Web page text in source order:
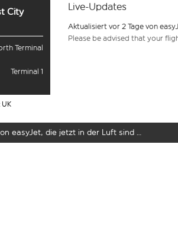
City
Terminal
Terminal 1
Live-Updates
Aktualisiert vor 2 Tage von
Please be advised that your
easyJet, die jetzt in der Luft sind …